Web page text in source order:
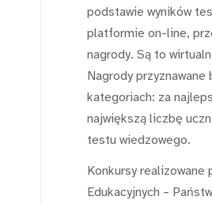
podstawie wyników
platformie on-line,
nagrody. Są to
Nagrody przyznawane
kategoriach: za
największą liczbę
testu wiedzowego.
Konkursy
Edukacyjnych –